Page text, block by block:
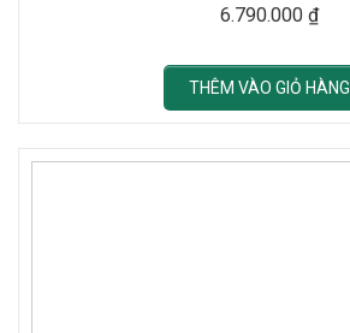
6.790.000 ₫
THÊM VÀO GIỎ HÀNG